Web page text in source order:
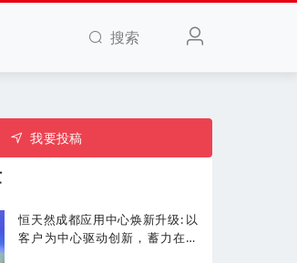
搜索
我要投稿
恒天然成都应用中心焕新升级: 以
客户为中心驱动创新，蓄力在华